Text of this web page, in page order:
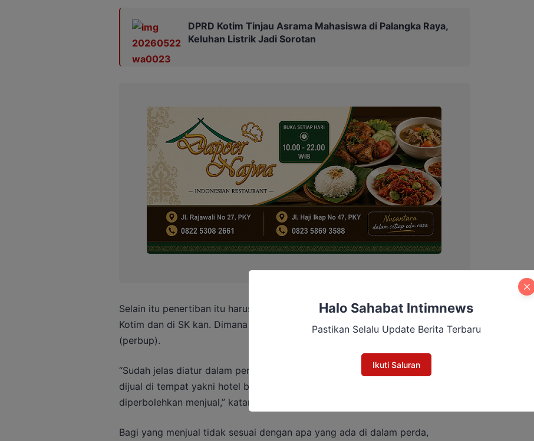
DPRD Kotim Tinjau Asrama Mahasiswa di Palangka Raya,
Keluhan Listrik Jadi Sorotan
Selain itu penertiban itu harus membentuk tim yang dibentuk oleh Bupati
Kotim dan di SK kan. Dimana turunan dari perda ini akan ada perturan bupati
(perbup).
“Sudah jelas diatur dalam perda tersebut, miras golongan A dan B hanya bisa
dijual di tempat yakni hotel bintang 4, cafe dan juga restoran. Diluar itu tidak
diperbolehkan menjual,” katanya.
Bagi yang menjual tidak sesuai dengan apa yang ada di dalam perda,
Halo Sahabat Intimnews
Pastikan Selalu Update Berita Terbaru
Ikuti Saluran